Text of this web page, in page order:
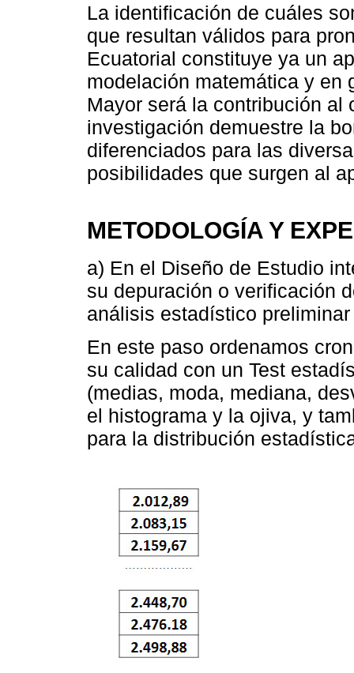
La identificación de cuáles
que resultan válidos para
Ecuatorial constituye ya un
modelación matemática y en
Mayor será la contribución al
investigación demuestre la
diferenciados para las
posibilidades que surgen al
METODOLOGÍA Y
a) En el Diseño de Estudio
su depuración o verificación
análisis estadístico
En este paso ordenamos
su calidad con un Test
(medias, moda, mediana,
el histograma y la ojiva, y
para la distribución